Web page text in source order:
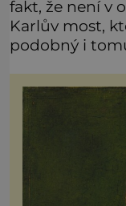
fakt, že není v
Karlův most,
podobný i